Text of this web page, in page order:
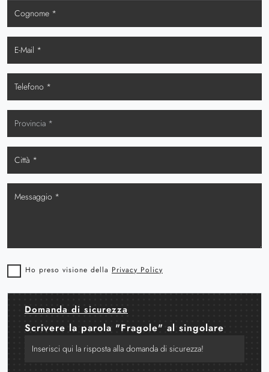
Ho preso visione della Privacy Policy
Domanda di sicurezza
Scrivere la parola "Fragole" al singolare